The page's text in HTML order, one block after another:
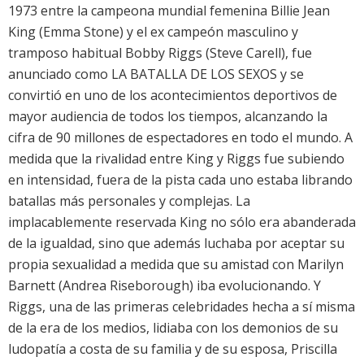
1973 entre la campeona mundial femenina Billie Jean
King (Emma Stone) y el ex campeón masculino y
tramposo habitual Bobby Riggs (Steve Carell), fue
anunciado como LA BATALLA DE LOS SEXOS y se
convirtió en uno de los acontecimientos deportivos de
mayor audiencia de todos los tiempos, alcanzando la
cifra de 90 millones de espectadores en todo el mundo. A
medida que la rivalidad entre King y Riggs fue subiendo
en intensidad, fuera de la pista cada uno estaba librando
batallas más personales y complejas. La
implacablemente reservada King no sólo era abanderada
de la igualdad, sino que además luchaba por aceptar su
propia sexualidad a medida que su amistad con Marilyn
Barnett (Andrea Riseborough) iba evolucionando. Y
Riggs, una de las primeras celebridades hecha a sí misma
de la era de los medios, lidiaba con los demonios de su
ludopatía a costa de su familia y de su esposa, Priscilla